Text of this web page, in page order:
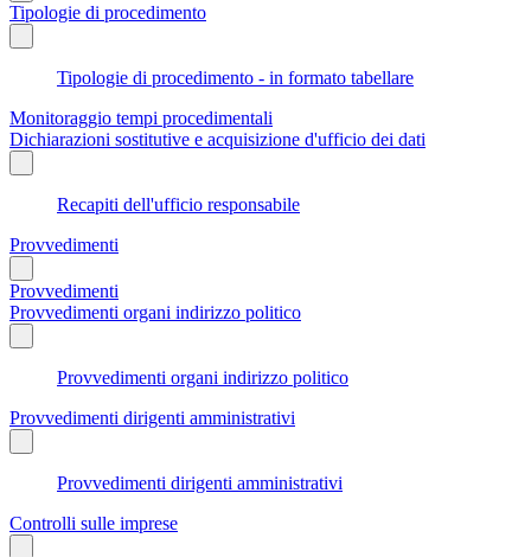
Tipologie di procedimento
Tipologie di procedimento - in formato tabellare
Monitoraggio tempi procedimentali
Dichiarazioni sostitutive e acquisizione d'ufficio dei dati
Recapiti dell'ufficio responsabile
Provvedimenti
Provvedimenti
Provvedimenti organi indirizzo politico
Provvedimenti organi indirizzo politico
Provvedimenti dirigenti amministrativi
Provvedimenti dirigenti amministrativi
Controlli sulle imprese